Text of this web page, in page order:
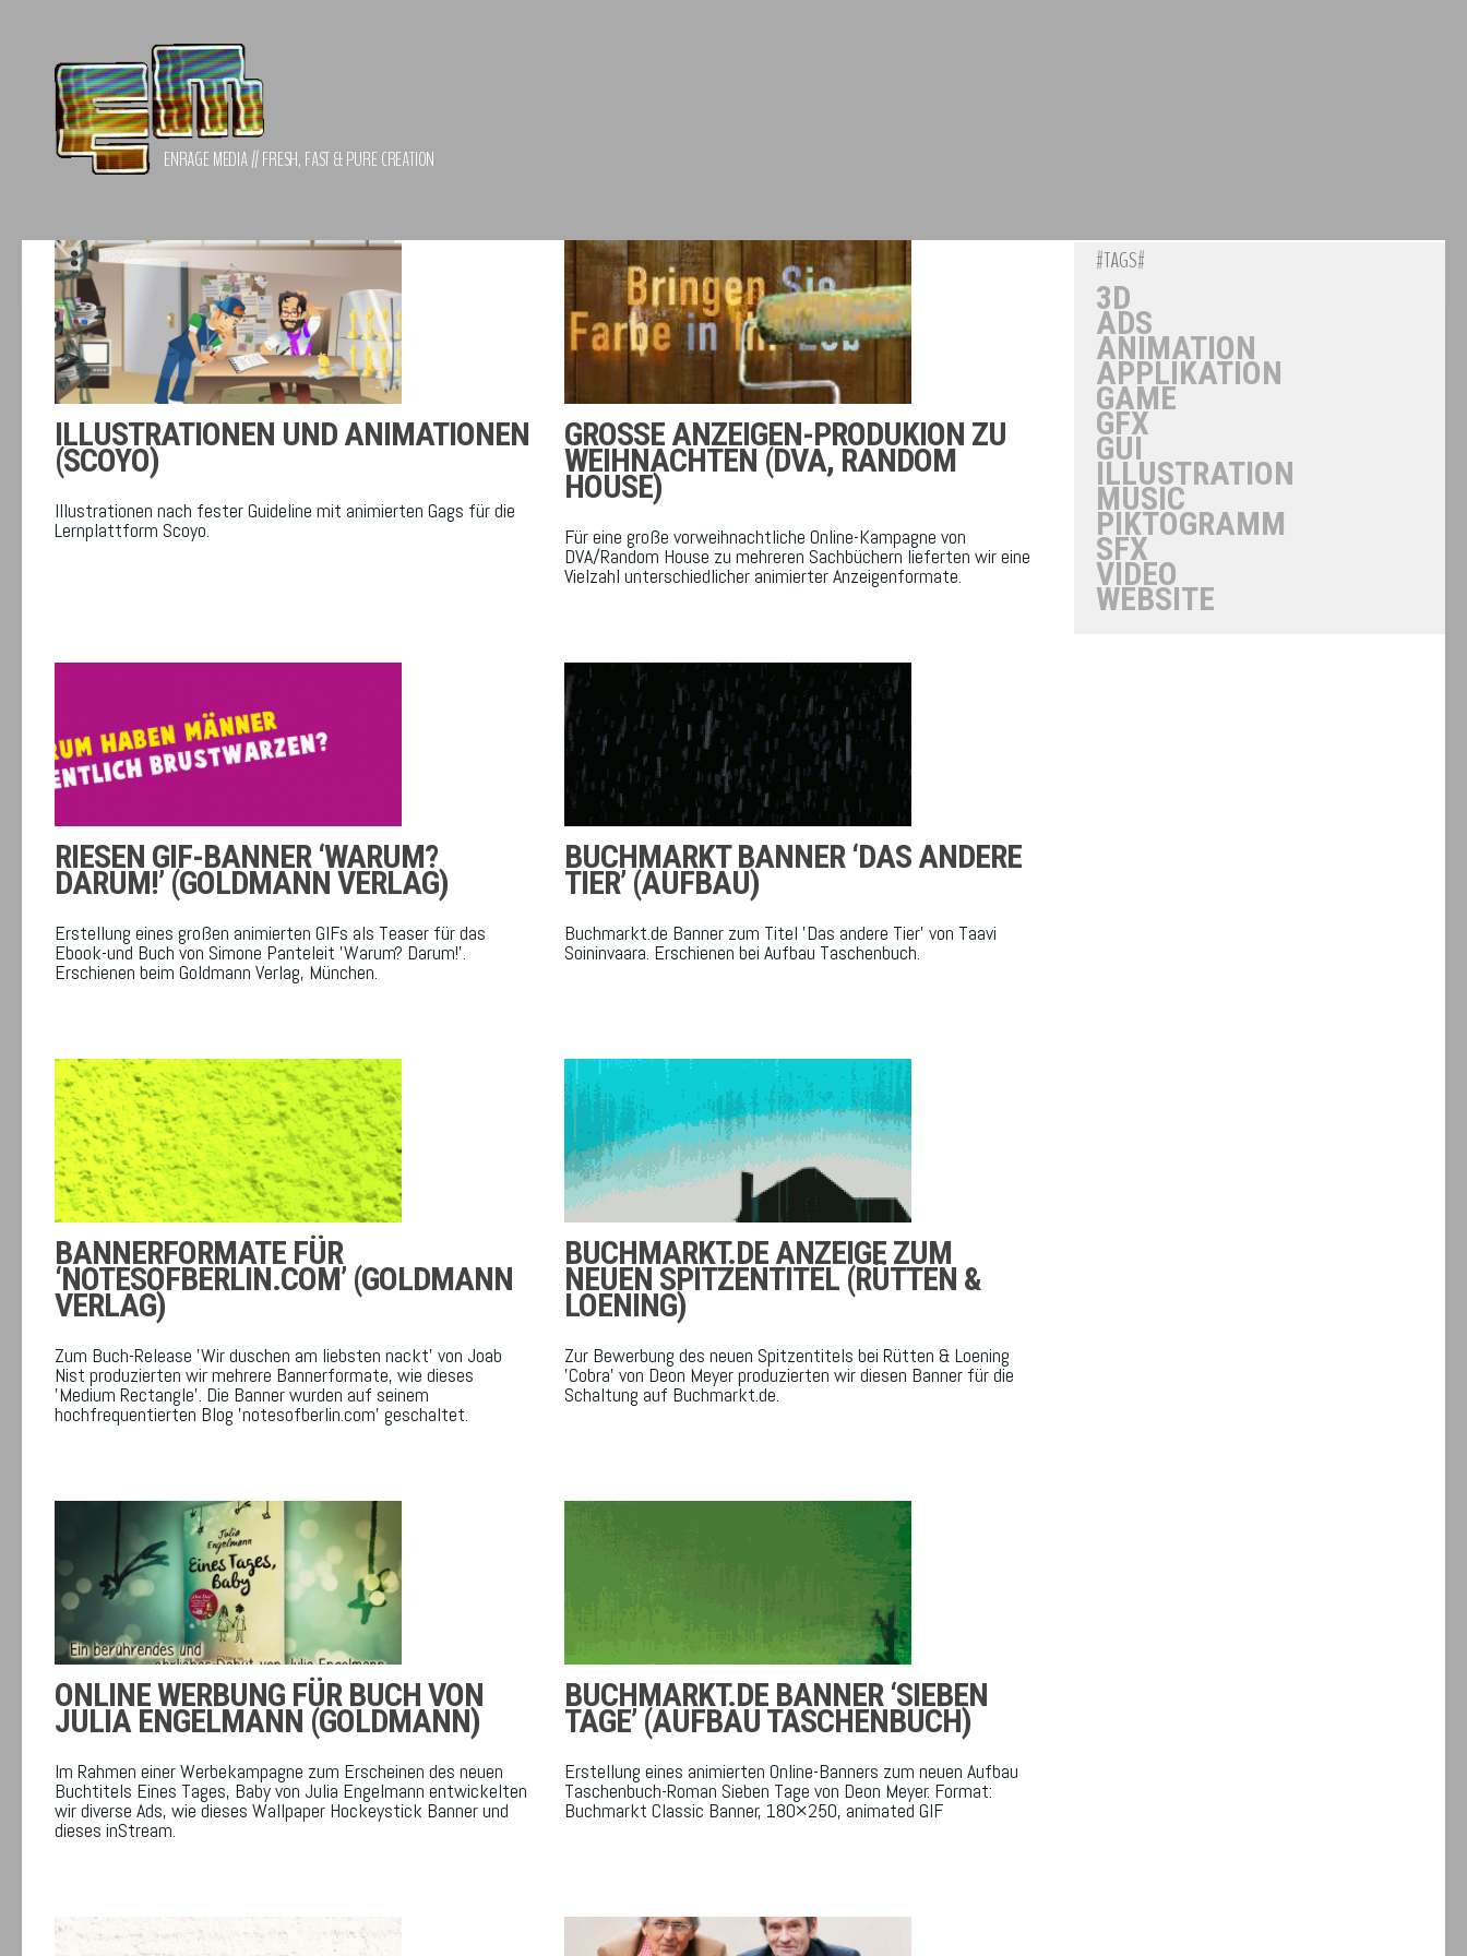
ENRAGE MEDIA // FRESH, FAST & PURE CREATION
ILLUSTRATIONEN UND ANIMATIONEN
(SCOYO)
Illustrationen nach fester Guideline mit animierten Gags für die
Lernplattform Scoyo.
GROSSE ANZEIGEN-PRODUKION ZU W
EIHNACHTEN (DVA, RANDOM H
OUSE)
Für eine große vorweihnachtliche Online-Kampagne von
DVA/Random House zu mehreren Sachbüchern lieferten wir eine
Vielzahl unterschiedlicher animierter Anzeigenformate.
RIESEN GIF-BANNER ‘WARUM?
DARUM!’ (GOLDMANN VERLAG)
Erstellung eines großen animierten GIFs als Teaser für das
Ebook-und Buch von Simone Panteleit 'Warum? Darum!'.
Erschienen beim Goldmann Verlag, München.
BUCHMARKT BANNER ‘DAS ANDERE
TIER’ (AUFBAU)
Buchmarkt.de Banner zum Titel 'Das andere Tier' von Taavi
Soininvaara. Erschienen bei Aufbau Taschenbuch.
BANNERFORMATE FÜR
‘NOTESOFBERLIN.COM’ (GOLDMANN
VERLAG)
Zum Buch-Release 'Wir duschen am liebsten nackt' von Joab
Nist produzierten wir mehrere Bannerformate, wie dieses
'Medium Rectangle'. Die Banner wurden auf seinem
hochfrequentierten Blog 'notesofberlin.com' geschaltet.
BUCHMARKT.DE ANZEIGE ZUM
NEUEN SPITZENTITEL (RÜTTEN &
LOENING)
Zur Bewerbung des neuen Spitzentitels bei Rütten & Loening
'Cobra' von Deon Meyer produzierten wir diesen Banner für die
Schaltung auf Buchmarkt.de.
ONLINE WERBUNG FÜR BUCH VON
JULIA ENGELMANN (GOLDMANN)
Im Rahmen einer Werbekampagne zum Erscheinen des neuen
Buchtitels Eines Tages, Baby von Julia Engelmann entwickelten
wir diverse Ads, wie dieses Wallpaper Hockeystick Banner und
dieses inStream.
BUCHMARKT.DE BANNER ‘SIEBEN
TAGE’ (AUFBAU TASCHENBUCH)
Erstellung eines animierten Online-Banners zum neuen Aufbau
Taschenbuch-Roman Sieben Tage von Deon Meyer. Format:
Buchmarkt Classic Banner, 180×250, animated GIF
#TAGS#
3D
ADS
ANIMATION
APPLIKATION
GAME
GFX
GUI
ILLUSTRATION
MUSIC
PIKTOGRAMM
SFX
VIDEO
WEBSITE